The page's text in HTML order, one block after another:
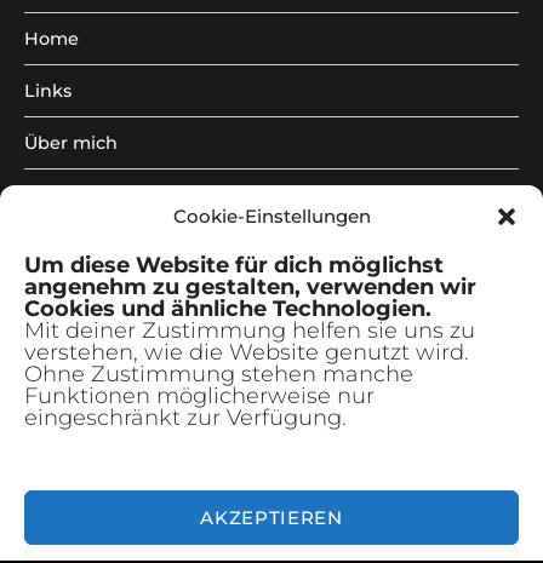
Cookie-Einstellungen
Um diese Website für dich möglichst
angenehm zu gestalten, verwenden wir
Cookies und ähnliche Technologien.
Mit deiner Zustimmung helfen sie uns zu
verstehen, wie die Website genutzt wird.
Ohne Zustimmung stehen manche
Funktionen möglicherweise nur
eingeschränkt zur Verfügung.
AKZEPTIEREN
Home
Links
Über mich
freie Arbeiten
Newsletter
|
© 2026 - Constanze Guhr Illustration